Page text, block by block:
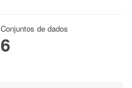
Conjuntos de dados
6